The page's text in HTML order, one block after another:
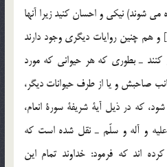
مي شوند) نيكي و احسان كنيد زيرا آنها
وسيله عبور شما از صراط هستند.[3] و هم چنين روايات ديگري وجود دارند
ـ بطوري كه هر حيواني كه مورد
صاحبش و يا از طرف حيوانات ديگر،
كه در ذيل آية شريفة سورة انعام،
عليه و آله و سلّم ـ نقل شده است كه
اند كه فرمود: خداوند تمام اين